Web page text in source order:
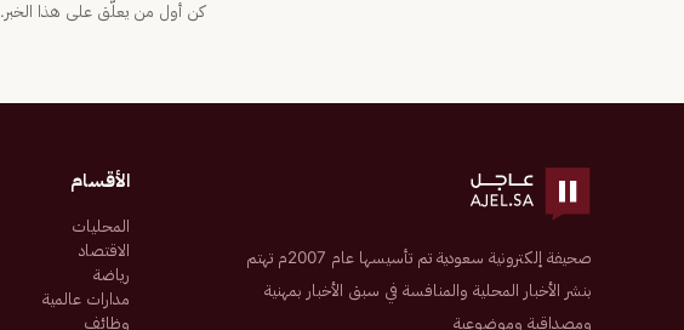
كن أول من يعلّق على هذا الخبر.
صحيفة إلكترونية سعودية تم تأسيسها عام 2007م تهتم
بنشر الأخبار المحلية والمنافسة في سبق الأخبار بمهنية
ومصداقية وموضوعية
الأقسام
المحليات
الاقتصاد
رياضة
مدارات عالمية
وظائف